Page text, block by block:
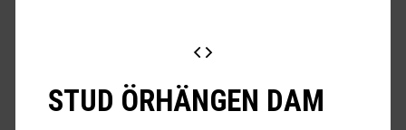
STUD ÖRHÄNGEN DAM